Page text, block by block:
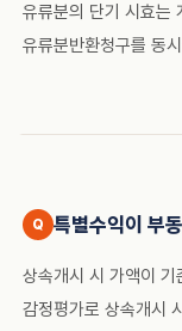
유류분의 단기 시효는
유류분반환청구를 동
특별수익이 부
상속개시 시 가액이
감정평가로 상속개시